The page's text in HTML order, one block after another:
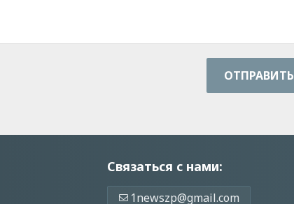
ОТПРАВИТЬ
Связаться с нами:
1newszp@gmail.com